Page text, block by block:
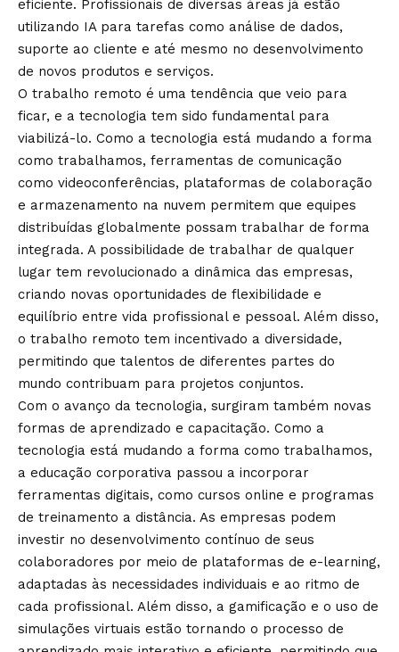
eficiente. Profissionais de diversas áreas já estão
utilizando IA para tarefas como análise de dados,
suporte ao cliente e até mesmo no desenvolvimento
de novos produtos e serviços.
O trabalho remoto é uma tendência que veio para
ficar, e a tecnologia tem sido fundamental para
viabilizá-lo. Como a tecnologia está mudando a forma
como trabalhamos, ferramentas de comunicação
como videoconferências, plataformas de colaboração
e armazenamento na nuvem permitem que equipes
distribuídas globalmente possam trabalhar de forma
integrada. A possibilidade de trabalhar de qualquer
lugar tem revolucionado a dinâmica das empresas,
criando novas oportunidades de flexibilidade e
equilíbrio entre vida profissional e pessoal. Além disso,
o trabalho remoto tem incentivado a diversidade,
permitindo que talentos de diferentes partes do
mundo contribuam para projetos conjuntos.
Com o avanço da tecnologia, surgiram também novas
formas de aprendizado e capacitação. Como a
tecnologia está mudando a forma como trabalhamos,
a educação corporativa passou a incorporar
ferramentas digitais, como cursos online e programas
de treinamento a distância. As empresas podem
investir no desenvolvimento contínuo de seus
colaboradores por meio de plataformas de e-learning,
adaptadas às necessidades individuais e ao ritmo de
cada profissional. Além disso, a gamificação e o uso de
simulações virtuais estão tornando o processo de